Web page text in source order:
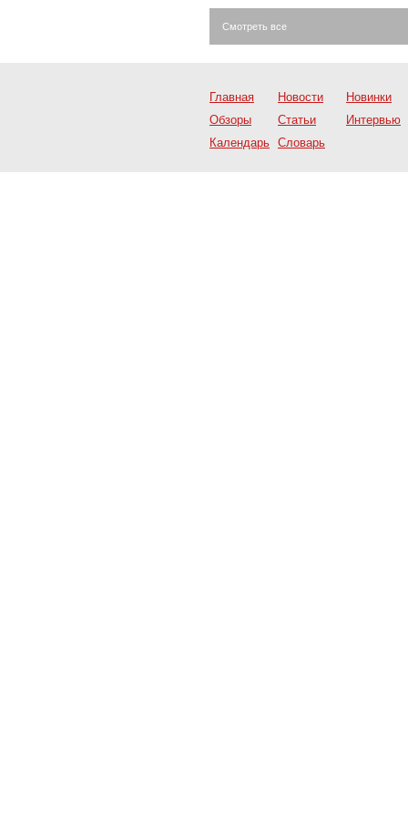
Смотреть все
Главная Новости
Новинки
Обзоры
Статьи
Интервью
Календарь Словарь